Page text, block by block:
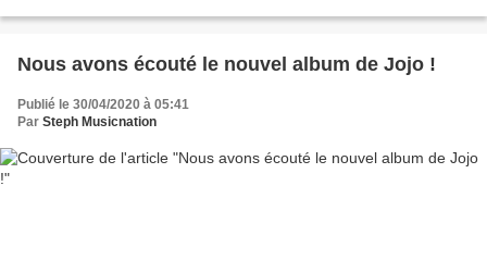
Nous avons écouté le nouvel album de Jojo !
Publié le 30/04/2020 à 05:41
Par Steph Musicnation